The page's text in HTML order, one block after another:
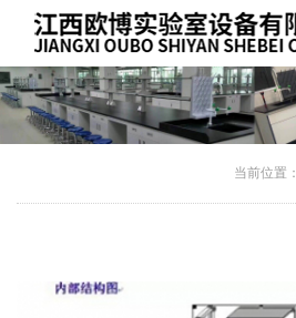
当前位置：